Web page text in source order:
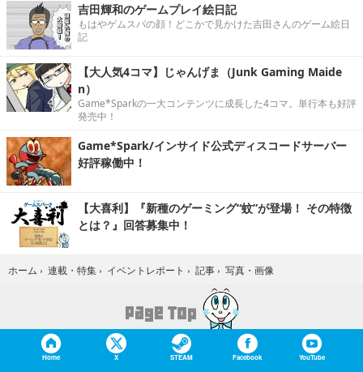
吉田輝和のゲームプレイ絵日記
もはやゲムスパの顔！どこかで見かけた吉田さんのゲーム絵日
記
【大人気4コマ】じゃんげま（Junk Gaming Maide
n）
Game*Sparkの一大コンテンツに成長した4コマ。単行本も好評
発売中！
Game*Spark/インサイド公式ディスコードサーバー
好評稼働中！
【大喜利】『新種のゲーミング“蚊”が登場！ その特徴
とは？』回答募集中！
ホーム › 連載・特集 › イベントレポート › 記事 › 写真・画像
Home X STEAM Facebook YouTube